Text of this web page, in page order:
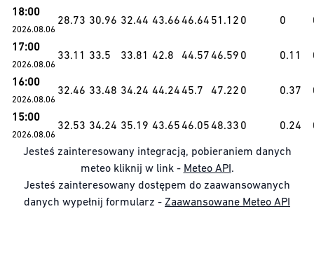
18:00
2026.08.06
28.73 30.96 32.44 43.6646.64 51.12 0 0
17:00
2026.08.06
33.11 33.5 33.81 42.8 44.5746.59 0 0.11
16:00
2026.08.06
32.46 33.48 34.24 44.2445.7 47.22 0 0.37
15:00
2026.08.06
32.53 34.24 35.19 43.6546.0548.33 0 0.24
Jesteś zainteresowany integracją, pobieraniem danych
meteo kliknij w link - Meteo API.
Jesteś zainteresowany dostępem do zaawansowanych
danych wypełnij formularz - Zaawansowane Meteo API